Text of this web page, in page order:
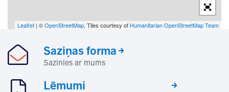
Leaflet | ©OpenStreetMap, Tiles courtesy of Humanitarian OpenStreetMap Team
Saziņas forma
Sazinies ar mums
Lēmumi